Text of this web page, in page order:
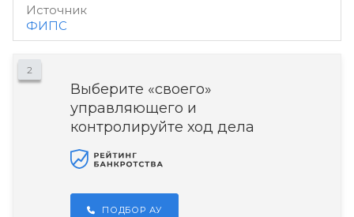
Источник
ФИПС
2
Выберите «своего»
управляющего и
контролируйте ход дела
ПОДБОР АУ